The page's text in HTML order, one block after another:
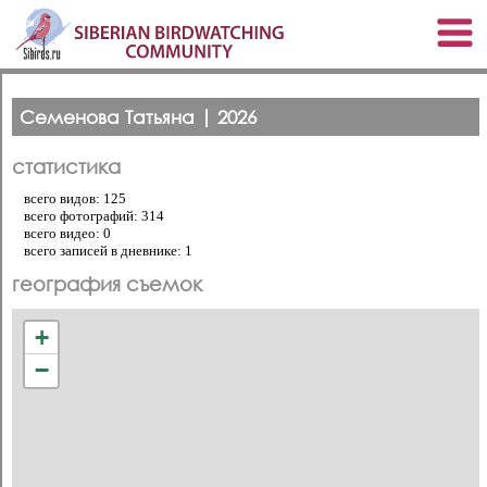
Семенова Татьяна | 2026
статистика
всего видов: 125
всего фотографий: 314
всего видео: 0
всего записей в дневнике: 1
география съемок
+
−